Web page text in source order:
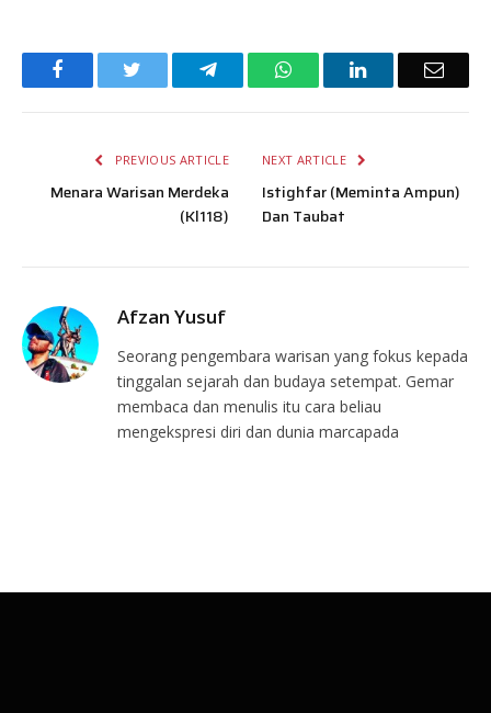
Facebook TelegramWhatsAppLinkedIn Email
PREVIOUS ARTICLE
Menara Warisan Merdeka
(Kl118)
NEXT ARTICLE
Istighfar (Meminta Ampun)
Dan Taubat
Afzan Yusuf
Seorang pengembara warisan yang fokus kepada
tinggalan sejarah dan budaya setempat. Gemar
membaca dan menulis itu cara beliau
mengekspresi diri dan dunia marcapada